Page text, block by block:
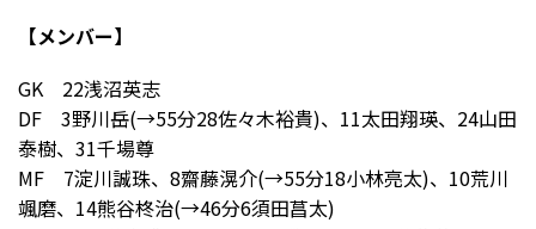
【メンバー】
GK 22浅沼英志
DF 3野川岳(→55分28佐々木裕貴)、11太田翔瑛、24山田
泰樹、31千場尊
MF 7淀川誠珠、8齋藤滉介(→55分18小林亮太)、10荒川
颯磨、14熊谷柊治(→46分6須田菖太)